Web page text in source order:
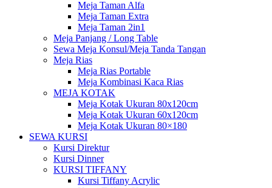
Meja Taman Alfa
Meja Taman Extra
Meja Taman 2in1
Meja Panjang / Long Table
Sewa Meja Konsul/Meja Tanda Tangan
Meja Rias
Meja Rias Portable
Meja Kombinasi Kaca Rias
MEJA KOTAK
Meja Kotak Ukuran 80x120cm
Meja Kotak Ukuran 60x120cm
Meja Kotak Ukuran 80×180
SEWA KURSI
Kursi Direktur
Kursi Dinner
KURSI TIFFANY
Kursi Tiffany Acrylic